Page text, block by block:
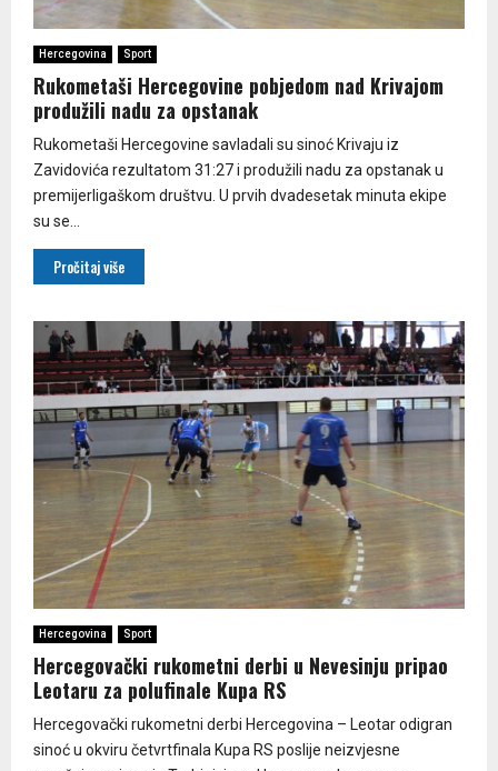
Hercegovina Sport
Rukometaši Hercegovine pobjedom nad Krivajom
produžili nadu za opstanak
Rukometaši Hercegovine savladali su sinoć Krivaju iz
Zavidovića rezultatom 31:27 i produžili nadu za opstanak u
premijerligaškom društvu. U prvih dvadesetak minuta ekipe
su se...
Pročitaj više
Hercegovina Sport
Hercegovački rukometni derbi u Nevesinju pripao
Leotaru za polufinale Kupa RS
Hercegovački rukometni derbi Hercegovina – Leotar odigran
sinoć u okviru četvrtfinala Kupa RS poslije neizvjesne